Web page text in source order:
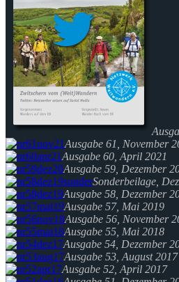
Ausgabe 61, November
Ausgabe 60, April 2021
Ausgabe 59, Dezember
Sonderbeilage,
Ausgabe 58, Dezember
Ausgabe 57, Mai 2019
Ausgabe 56, November
Ausgabe 55, Mai 2018
Ausgabe 54, Dezember
Ausgabe 53, August 2017
Ausgabe 52, April 2017